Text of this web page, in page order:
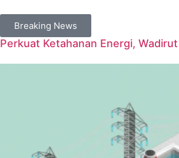
Breaking News
Perkuat Ketahanan Energi,